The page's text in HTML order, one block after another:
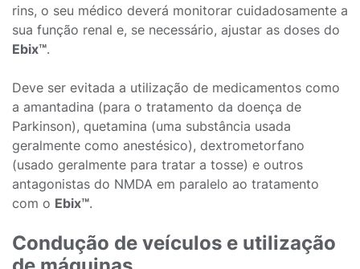
rins, o seu médico deverá monitorar cuidadosamente a
sua função renal e, se necessário, ajustar as doses do
Ebix™.
Deve ser evitada a utilização de medicamentos como
a amantadina (para o tratamento da doença de
Parkinson), quetamina (uma substância usada
geralmente como anestésico), dextrometorfano
(usado geralmente para tratar a tosse) e outros
antagonistas do NMDA em paralelo ao tratamento
com o Ebix™.
Condução de veículos e utilização